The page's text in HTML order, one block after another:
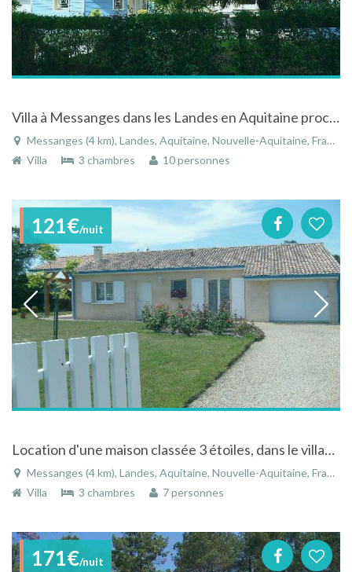
Villa à Messanges dans les Landes en Aquitaine proche de l'océan
Messanges (4 km), Landes, Aquitaine, Nouvelle-Aquitaine, France
Villa
3 chambres 10 personnes
121€/nuit
Location d'une maison classée 3 étoiles, dans le village de Messanges, dans les Landes.
Messanges (4 km), Landes, Aquitaine, Nouvelle-Aquitaine, France
Villa
3 chambres 7 personnes
171€/nuit